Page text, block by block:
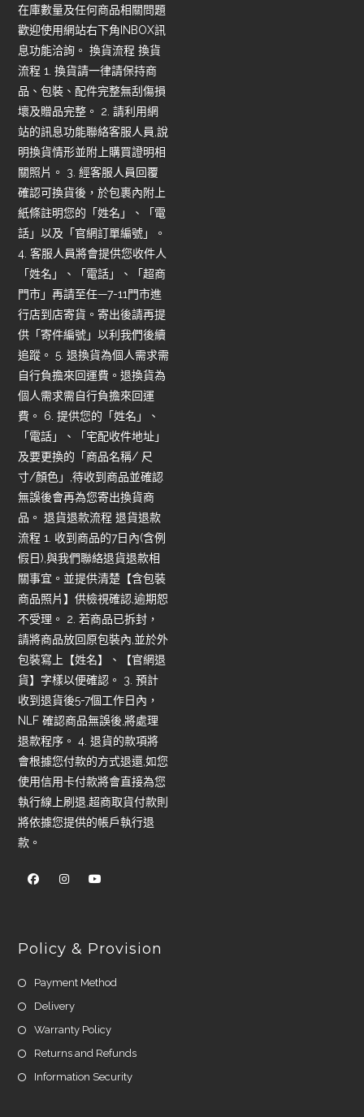
在庫數量及任何商品相關問題
歡迎使用網站右下角INBOX訊
息功能洽詢。 換貨流程 換貨
流程 1. 換貨請一律請保持商
品、包裝、配件完整無刮傷損
壞及贈品完整。 2. 請利用網
站的訊息功能聯絡客服人員,說
明換貨情形並附上購買證明相
關照片。 3. 經客服人員回覆
確認可換貨後，於包裹內附上
紙條註明您的「姓名」、「電
話」以及「官網訂單編號」。
4. 客服人員將會提供您收件人
「姓名」、「電話」、「超商
門市」再請至任—7-11門市進
行店到店寄貨。寄出後請再提
供「寄件編號」以利我們後續
追蹤。 5. 退換貨為個人需求需
自行負擔來回運費。退換貨為
個人需求需自行負擔來回運
費。 6. 提供您的「姓名」、
「電話」、「宅配收件地址」
及要更換的「商品名稱/ 尺
寸/顏色」,待收到商品並確認
無誤後會再為您寄出換貨商
品。 退貨退款流程 退貨退款
流程 1. 收到商品的7日內(含例
假日),與我們聯絡退貨退款相
關事宜。並提供清楚【含包裝
商品照片】供檢視確認,逾期恕
不受理。 2. 若商品已拆封，
請將商品放回原包裝內,並於外
包裝寫上【姓名】、【官網退
貨】字樣以便確認。 3. 預計
收到退貨後5-7個工作日內，
NLF 確認商品無誤後,將處理
退款程序。 4. 退貨的款項將
會根據您付款的方式退還,如您
使用信用卡付款將會直接為您
執行線上刷退,超商取貨付款則
將依據您提供的帳戶執行退
款。
Policy & Provision
Payment Method
Delivery
Warranty Policy
Returns and Refunds
Information Security